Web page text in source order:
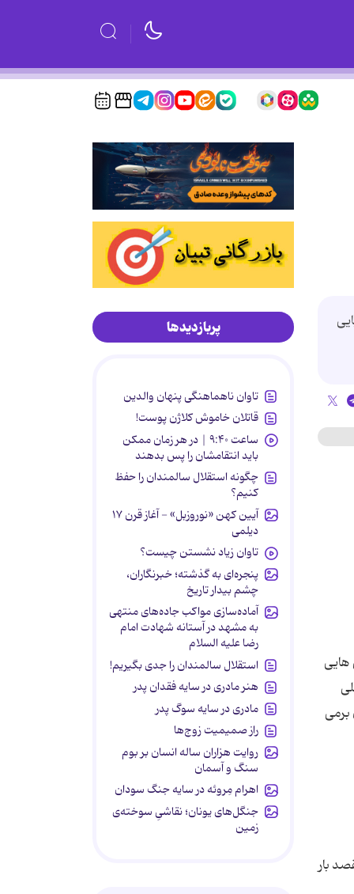
هایی
بار
پربازدیدها
تاوان ناهماهنگی پنهان والدین
قاتلان خاموش کلاژن پوست!
ساعت ۹:۴۰ | در هر زمان ممکن
باید انتقامشان را پس بدهند
چگونه استقلال سالمندان را حفظ
کنیم؟
آیین کهن «نوروزبل» - آغاز قرن ۱۷
دیلمی
تاوان زیاد نشستن چیست؟
پنجره‌ای به گذشته؛ خبرنگاران،
چشم بیدار تاریخ
آماده‌سازی مواکب جاده‌های منتهی
به مشهد در آستانه شهادت امام
رضا علیه السلام
استقلال سالمندان را جدی بگیریم!
هنر مادری در سایه‌ فقدان پدر
مادری در سایه سوگ پدر
راز صمیمیت زوج‌ها
روایت هزاران ساله انسان بر بوم
سنگ و آسمان
اهرام مِروئه در سایه جنگ سودان
جنگل‌های یونان؛ نقاشیِ سوخته‌ی
زمین